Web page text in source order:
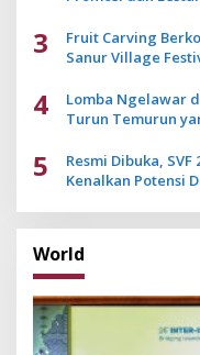
3
Fruit Carving
Sanur Village
4
Lomba Ngelawar
Turun Temurun
5
Resmi Dibuka,
Kenalkan Potensi
World